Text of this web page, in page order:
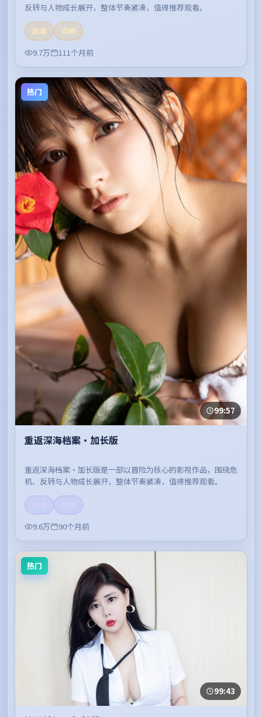
反转与人物成长展开，整体节奏紧凑，值得推荐观看。
高清
流畅
9.7万
111个月前
热门
99:57
重返深海档案·加长版
重返深海档案·加长版是一部以冒险为核心的影视作品，围绕危
机、反转与人物成长展开，整体节奏紧凑，值得推荐观看。
9.6万
90个月前
热门
99:43